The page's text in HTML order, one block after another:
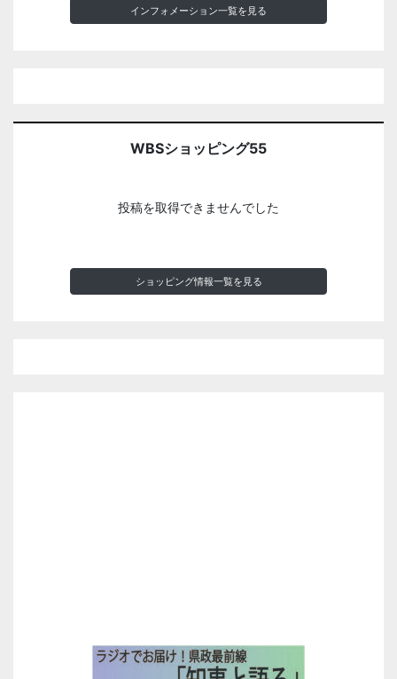
インフォメーション一覧を見る
WBSショッピング55
投稿を取得できませんでした
ショッピング情報一覧を見る